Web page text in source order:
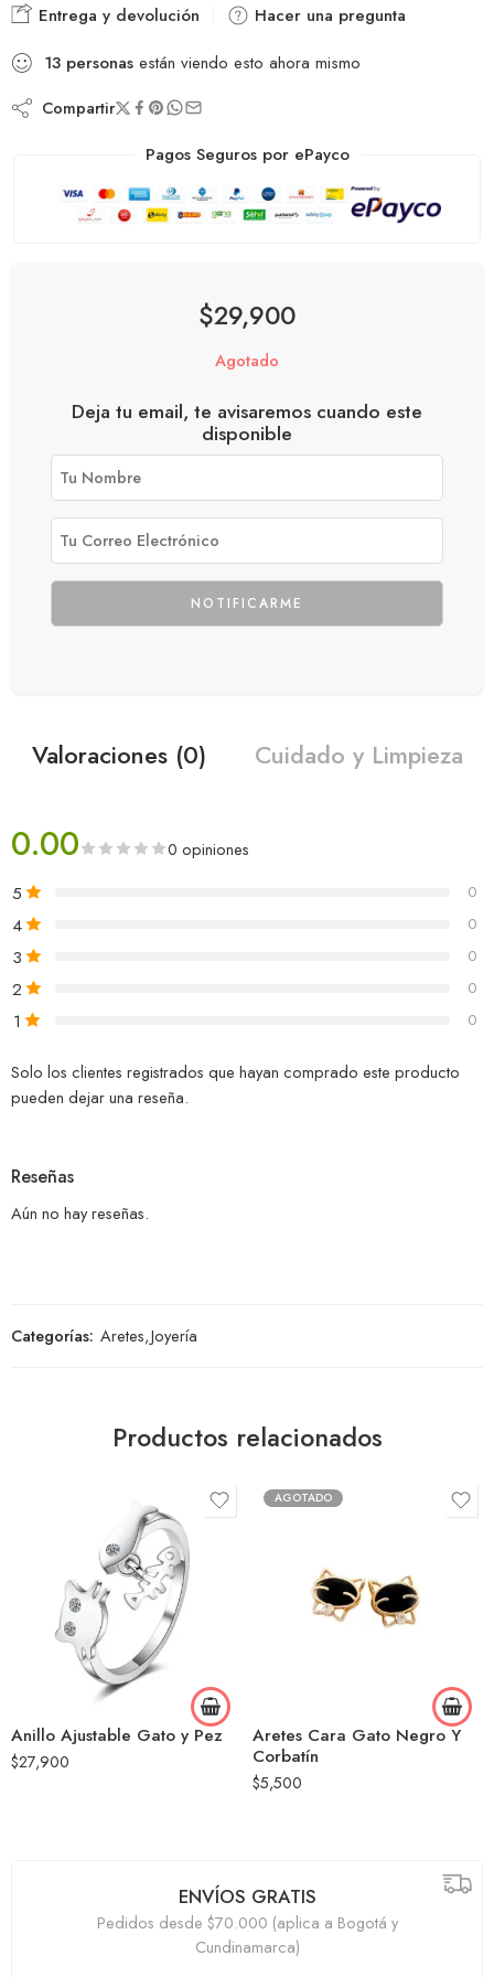
Entrega y devolución
Hacer una pregunta
13 personas están viendo esto ahora mismo
Compartir
Pagos Seguros por ePayco
$29,900
Agotado
Deja tu email, te avisaremos cuando este
disponible
Valoraciones (0) Cuidado y Limpieza
0.00 0 opiniones
5 0
4 0
3 0
2 0
1 0
Solo los clientes registrados que hayan comprado este producto
pueden dejar una reseña.
Reseñas
Aún no hay reseñas.
Categorías: Aretes,Joyería
Productos relacionados
Anillo Ajustable Gato y Pez
$27,900
AGOTADO
Aretes Cara Gato Negro Y
Corbatín
$5,500
ENVÍOS GRATIS
Pedidos desde $70.000 (aplica a Bogotá y
Cundinamarca)